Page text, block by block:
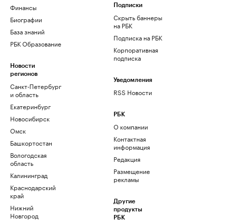
Финансы
Биографии
База знаний
РБК Образование
Новости
регионов
Санкт-Петербург
и область
Екатеринбург
Новосибирск
Омск
Башкортостан
Вологодская
область
Калининград
Краснодарский
край
Нижний
Новгород
Подписки
Скрыть баннеры
на РБК
Подписка на РБК
Корпоративная
подписка
Уведомления
RSS Новости
РБК
О компании
Контактная
информация
Редакция
Размещение
рекламы
Другие
продукты
РБК